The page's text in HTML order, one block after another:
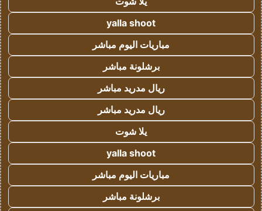
yalla shoot
مباريات اليوم مباشر
برشلونة مباشر
ريال مدريد مباشر
ريال مدريد مباشر
يلا شوت
yalla shoot
مباريات اليوم مباشر
برشلونة مباشر